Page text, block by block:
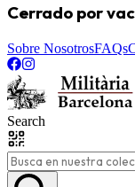
Cerrado por
Sobre NosotrosFAQs
Search